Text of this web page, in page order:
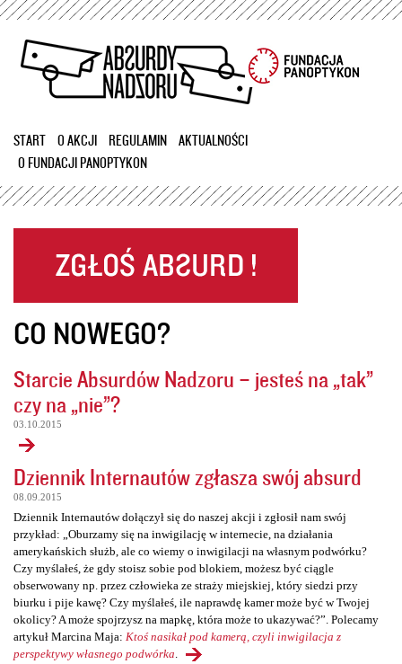
Przejdź
treści
START O AKCJI REGULAMIN
AKTUALNOŚCI
O FUNDACJI PANOPTYKON
CO NOWEGO?
Starcie Absurdów Nadzoru – jesteś na „tak”
czy na „nie”?
03.10.2015
Dziennik Internautów zgłasza swój absurd
08.09.2015
Dziennik Internautów dołączył się do naszej akcji i zgłosił nam swój
przykład: „Oburzamy się na inwigilację w internecie, na działania
amerykańskich służb, ale co wiemy o inwigilacji na własnym podwórku?
Czy myślałeś, że gdy stoisz sobie pod blokiem, możesz być ciągle
obserwowany np. przez człowieka ze straży miejskiej, który siedzi przy
biurku i pije kawę? Czy myślałeś, ile naprawdę kamer może być w Twojej
okolicy? A może spojrzysz na mapkę, która może to ukazywać?”. Polecamy
artykuł Marcina Maja: Ktoś nasikał pod kamerą, czyli inwigilacja z
perspektywy własnego podwórka